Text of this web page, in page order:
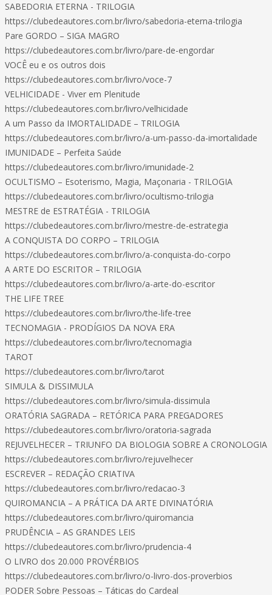
SABEDORIA ETERNA - TRILOGIA
https://clubedeautores.com.br/livro/sabedoria-eterna-trilogia
Pare GORDO – SIGA MAGRO
https://clubedeautores.com.br/livro/pare-de-engordar
VOCÊ eu e os outros dois
https://clubedeautores.com.br/livro/voce-7
VELHICIDADE - Viver em Plenitude
https://clubedeautores.com.br/livro/velhicidade
A um Passo da IMORTALIDADE – TRILOGIA
https://clubedeautores.com.br/livro/a-um-passo-da-imortalidade
IMUNIDADE – Perfeita Saúde
https://clubedeautores.com.br/livro/imunidade-2
OCULTISMO – Esoterismo, Magia, Maçonaria - TRILOGIA
https://clubedeautores.com.br/livro/ocultismo-trilogia
MESTRE de ESTRATÉGIA - TRILOGIA
https://clubedeautores.com.br/livro/mestre-de-estrategia
A CONQUISTA DO CORPO – TRILOGIA
https://clubedeautores.com.br/livro/a-conquista-do-corpo
A ARTE DO ESCRITOR – TRILOGIA
https://clubedeautores.com.br/livro/a-arte-do-escritor
THE LIFE TREE
https://clubedeautores.com.br/livro/the-life-tree
TECNOMAGIA - PRODÍGIOS DA NOVA ERA
https://clubedeautores.com.br/livro/tecnomagia
TAROT
https://clubedeautores.com.br/livro/tarot
SIMULA & DISSIMULA
https://clubedeautores.com.br/livro/simula-dissimula
ORATÓRIA SAGRADA – RETÓRICA PARA PREGADORES
https://clubedeautores.com.br/livro/oratoria-sagrada
REJUVELHECER – TRIUNFO DA BIOLOGIA SOBRE A CRONOLOGIA
https://clubedeautores.com.br/livro/rejuvelhecer
ESCREVER – REDAÇÃO CRIATIVA
https://clubedeautores.com.br/livro/redacao-3
QUIROMANCIA – A PRÁTICA DA ARTE DIVINATÓRIA
https://clubedeautores.com.br/livro/quiromancia
PRUDÊNCIA – AS GRANDES LEIS
https://clubedeautores.com.br/livro/prudencia-4
O LIVRO dos 20.000 PROVÉRBIOS
https://clubedeautores.com.br/livro/o-livro-dos-proverbios
PODER Sobre Pessoas – Táticas do Cardeal